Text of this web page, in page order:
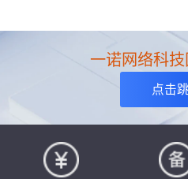
一诺网络科
点击